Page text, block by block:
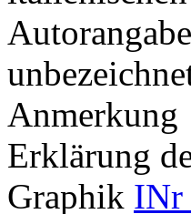
Autorangabe
Anmerkung
Erklärung
Graphik INr